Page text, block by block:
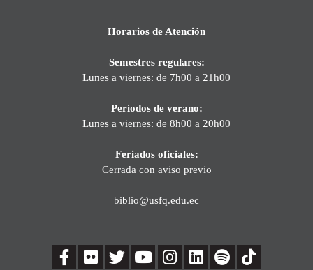
Horarios de Atención
Semestres regulares:
Lunes a viernes: de 7h00 a 21h00
Períodos de verano:
Lunes a viernes: de 8h00 a 20h00
Feriados oficiales:
Cerrada con aviso previo
biblio@usfq.edu.ec